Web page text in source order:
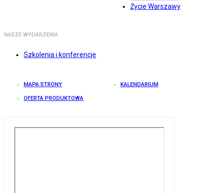
Życie Warszawy
NASZE WYDARZENIA
Szkolenia i konferencje
MAPA STRONY KALENDARIUM
OFERTA PRODUKTOWA